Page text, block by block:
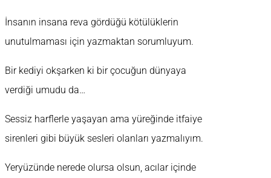
İnsanın insana reva gördüğü kötülüklerin
unutulmaması için yazmaktan sorumluyum.
Bir kediyi okşarken ki bir çocuğun dünyaya
verdiği umudu da…
Sessiz harflerle yaşayan ama yüreğinde itfaiye
sirenleri gibi büyük sesleri olanları yazmalıyım.
Yeryüzünde nerede olursa olsun, acılar içinde